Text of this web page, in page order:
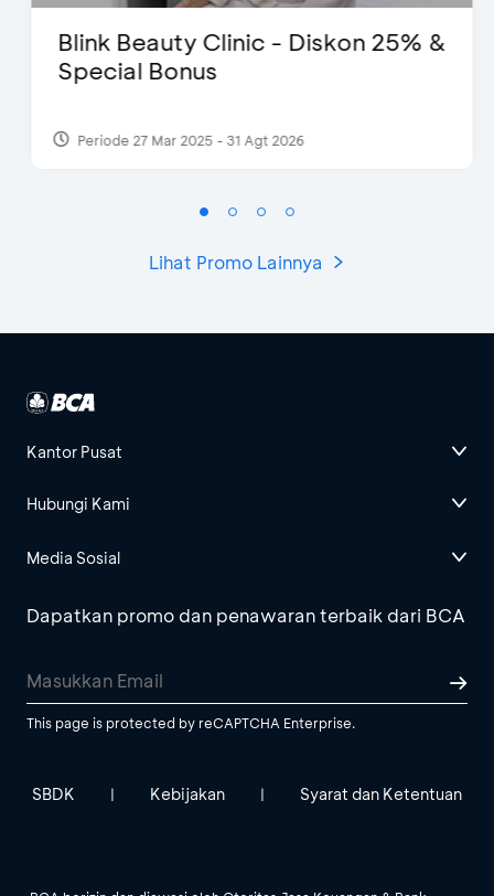
Blink Beauty Clinic - Diskon 25% &
Special Bonus
Periode 27 Mar 2025 - 31 Agt 2026
Lihat Promo Lainnya
Kantor Pusat
Hubungi Kami
Media Sosial
Dapatkan promo dan penawaran terbaik dari BCA
This page is protected by reCAPTCHA Enterprise.
SBDK | Kebijakan | Syarat dan Ketentuan